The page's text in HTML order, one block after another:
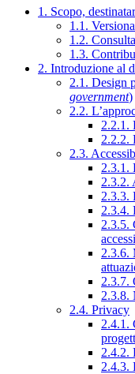
1. Scopo,
1.1.
1.2.
1.3.
2. Introduzione al
2.1. Design
government)
2.2.
2.2.1.
2.2.2.
2.3.
2.3.1.
2.3.2.
2.3.3.
2.3.4.
2.3.5.
2.3.6.
2.3.7.
2.3.8.
2.4. Privacy
2.4.1.
2.4.2.
2.4.3.